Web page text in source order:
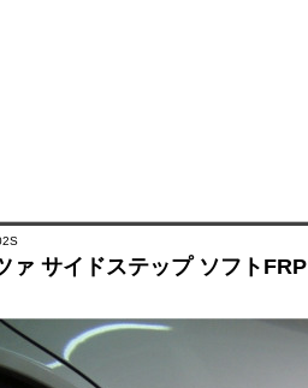
ァ サイドステップ ソフトFRP